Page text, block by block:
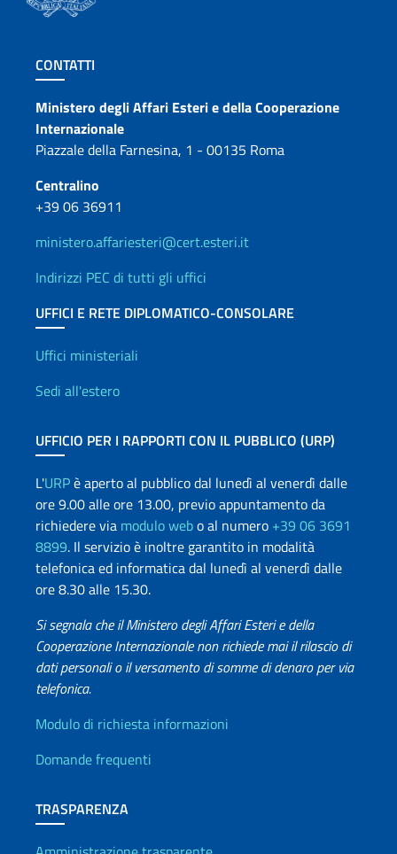
Sezione footer
CONTATTI
Contatti
Ministero degli Affari Esteri e della Cooperazione
Internazionale
Piazzale della Farnesina, 1 - 00135 Roma
Centralino
+39 06 36911
ministero.affariesteri@cert.esteri.it
Indirizzi PEC di tutti gli uffici
UFFICI E RETE DIPLOMATICO-CONSOLARE
Uffici e Rete diplomatica
Uffici ministeriali
Sedi all'estero
UFFICIO PER I RAPPORTI CON IL PUBBLICO (URP)
L'URPè aperto al pubblico dal lunedì al venerdì dalle
ore 9.00 alle ore 13.00, previo appuntamento da
richiedere via modulo webo al numero +39 06 3691
8899. Il servizio è inoltre garantito in modalità
telefonica ed informatica dal lunedì al venerdì dalle
ore 8.30 alle 15.30.
Si segnala che il Ministero degli Affari Esteri e della
Cooperazione Internazionale non richiede mai il rilascio di
dati personali o il versamento di somme di denaro per via
telefonica.
Info utili
Modulo di richiesta informazioni
Domande frequenti
TRASPARENZA